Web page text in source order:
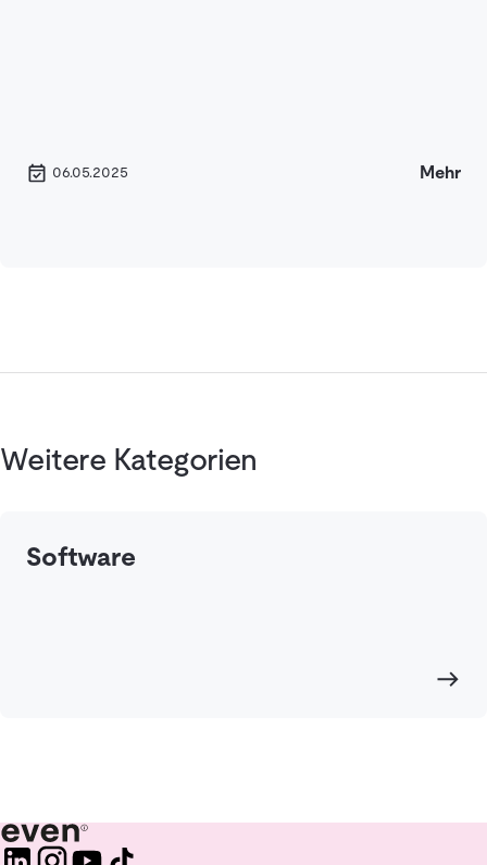
06.05.2025 Mehr
Weitere Kategorien
Software